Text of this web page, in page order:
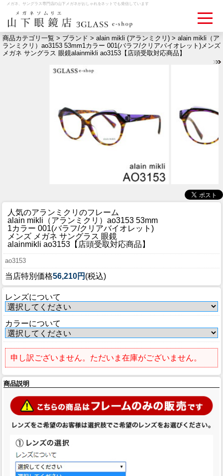
メガネ、サングラス専門店の山下メガネがおしゃれをネットでも発信しています
ログイン お買いものカゴ
メディア情報
MEDIA
ITEM
ブログ
BLOG
COMPANY
インフォメーション
INFORMATION
商品カテゴリ一覧 > ブランド > alain mikli (アランミクリ) > alain mikli（ア
ランミクリ）ao3153 53mm1カラー 001(バラフ/クリアバイオレット)メンズ
メガネ サングラス 眼鏡alainmikli ao3153【店頭受取対応商品】
人気のアランミクリのフレーム
alain mikli（アランミクリ）ao3153 53mm
1カラー 001(バラフ/クリアバイオレット)
メンズ メガネ サングラス 眼鏡
alainmikli ao3153【店頭受取対応商品】
ao3153
当店特別価格56,210円 (税込)
レンズについて
カラーについて
申し訳ございません。ただいま在庫がございません。
商品説明